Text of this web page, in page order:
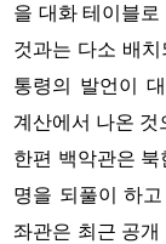
을 대화 테이블
것과는 다소 배
통령의 발언이
계산에서 나온 것
한편 백악관은
명을 되풀이 하
좌관은 최근 공개